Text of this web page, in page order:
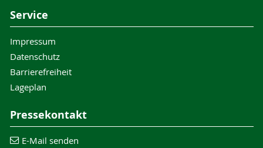
Service
Impressum
Datenschutz
Barrierefreiheit
Lageplan
Pressekontakt
E-Mail senden